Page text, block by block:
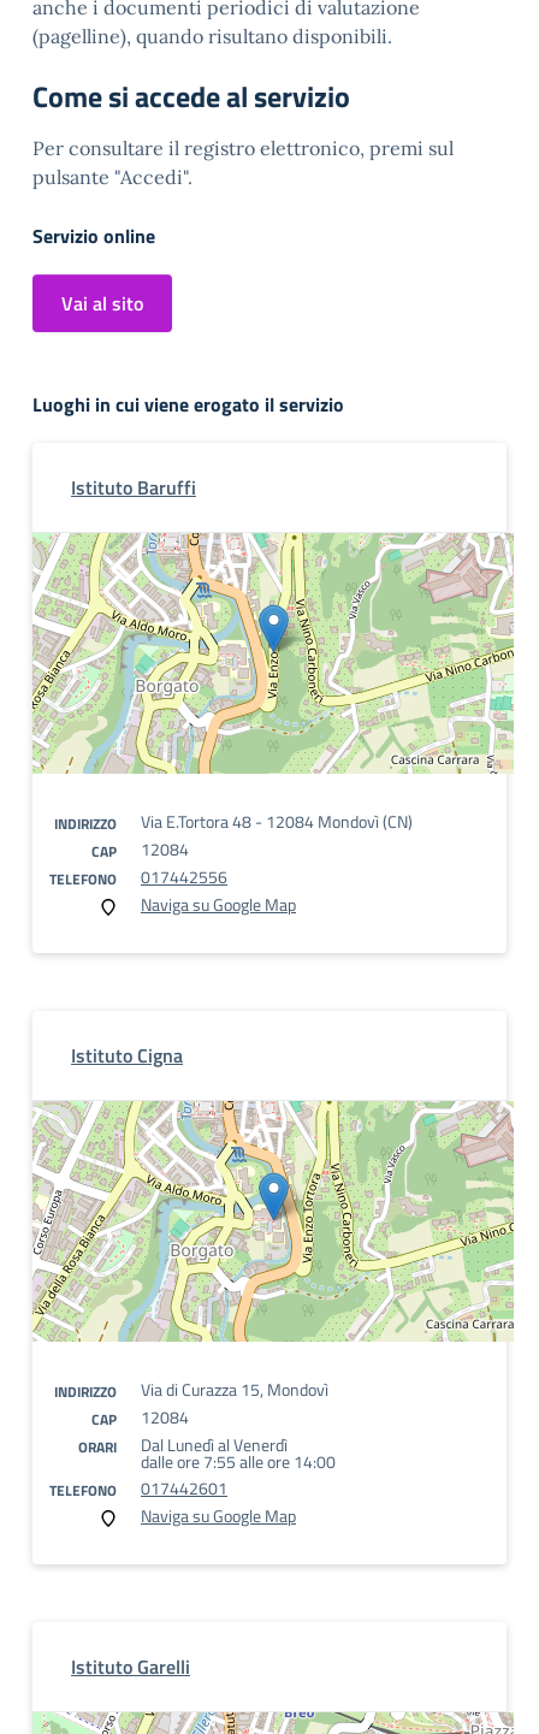
anche i documenti periodici di valutazione
(pagelline), quando risultano disponibili.
Come si accede al servizio
Per consultare il registro elettronico, premi sul
pulsante "Accedi".
Servizio online
Vai al sito
Luoghi in cui viene erogato il servizio
Istituto Baruffi
INDIRIZZO Via E.Tortora 48 - 12084 Mondovì (CN)
CAP 12084
TELEFONO
017442556
Naviga su Google Map
Istituto Cigna
INDIRIZZO Via di Curazza 15, Mondovì
CAP 12084
ORARI Dal Lunedì al Venerdì
dalle ore 7:55 alle ore 14:00
TELEFONO
017442601
Naviga su Google Map
Istituto Garelli